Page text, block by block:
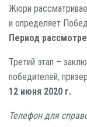
Жюри
и определяет
Период
Третий этап –
победителей,
12 июня 2020 г.
Телефон для